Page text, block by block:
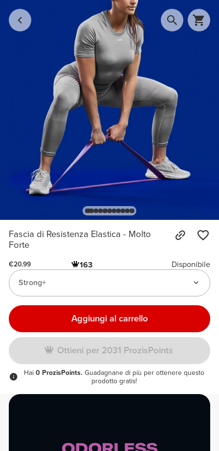
Fascia di Resistenza Elastica - Molto
Forte
€20.99 163
Disponibile
Strong+
Aggiungi al carrello
Ottieni per 2031 ProzisPoints
Hai 0 ProzisPoints. Guadagnane di più per ottenere questo
prodotto gratis!